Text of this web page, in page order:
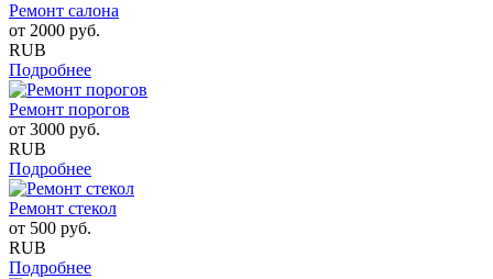
Ремонт салона
от 2000 руб.
RUB
Подробнее
Ремонт порогов
от 3000 руб.
RUB
Подробнее
Ремонт стекол
от 500 руб.
RUB
Подробнее